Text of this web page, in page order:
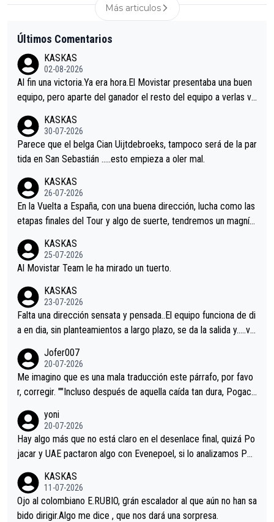
Más articulos
Últimos Comentarios
KASKAS
02-08-2026
Al fin una victoria.Ya era hora.El Movistar presentaba una buen
equipo, pero aparte del ganador el resto del equipo a verlas ve
s.La única buena noticia es la mejoría de Enric Más en San Seb
astian.Si en la Vuelta a Burgos sigue la mejoría, podríamos ten
er alguna sorpresa en la Vuelta.Ojalá.
KASKAS
30-07-2026
Parece que el belga Cian Uijtdebroeks, tampoco será de la par
tida en San Sebastián …..esto empieza a oler mal.
KASKAS
26-07-2026
En la Vuelta a España, con una buena dirección, lucha como las
etapas finales del Tour y algo de suerte, tendremos un magnífi
KASKAS
25-07-2026
Al Movistar Team le ha mirado un tuerto.
KASKAS
23-07-2026
Falta una dirección sensata y pensada..El equipo funciona de di
a en dia, sin planteamientos a largo plazo, se da la salida y…..ve
Minguez, Velez etc etc.Me da pena vivir estos momentos tan
tristes sin victorias.
Jofer007
20-07-2026
Me imagino que es una mala traducción este párrafo, por favo
r, corregir. ""Incluso después de aquella caída tan dura, Pogaca
permaneció pegado a su rueda. Parecía increíble la forma en l
a que era capaz de controlar el miedo", recordó."
yoni
20-07-2026
Hay algo más que no está claro en el desenlace final, quizá Po
jacar y UAE pactaron algo con Evenepoel, si lo analizamos Poj
i sin pedalear, luego está el saludo con Evenepoel dándose la
mano de una manera muy fraternal, más allá de los típicos toqu
es en el hombro con que saludaba a Vingegard. Ahí hubo una in
KASKAS
11-07-2026
Ojo al colombiano E.RUBIO, grán escalador al que aún no han sa
bido dirigir.Algo me dice , que nos dará una sorpresa.